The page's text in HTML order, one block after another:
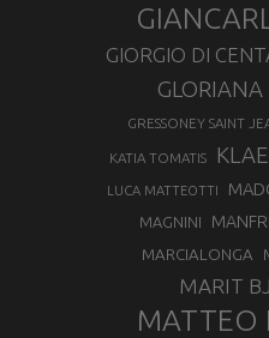
GIORGIO DI
GLORIANA
GRESSONEY SAINT
KATIA TOMATIS
LUCA MATTEOTTI
MAGNINI
MARCIALONGA
MARIT
MATTEO